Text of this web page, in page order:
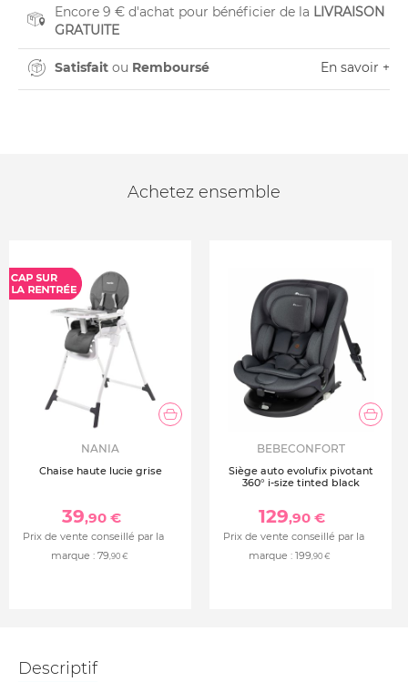
Encore 9 € d'achat pour bénéficier de la LIVRAISON
GRATUITE
Satisfait ou Remboursé En savoir +
Achetez ensemble
NANIA
Chaise haute lucie grise
39,90 €
Prix de vente conseillé par la
marque : 79,90 €
BEBECONFORT
Siège auto evolufix pivotant
360° i-size tinted black
129,90 €
Prix de vente conseillé par la
marque : 199,90 €
Descriptif